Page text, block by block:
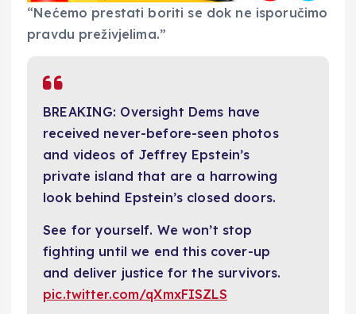
“Nećemo prestati boriti se dok ne isporučimo
pravdu preživjelima.”
BREAKING: Oversight Dems have
received never-before-seen photos
and videos of Jeffrey Epstein’s
private island that are a harrowing
look behind Epstein’s closed doors.
See for yourself. We won’t stop
fighting until we end this cover-up
and deliver justice for the survivors.
pic.twitter.com/qXmxFISZLS